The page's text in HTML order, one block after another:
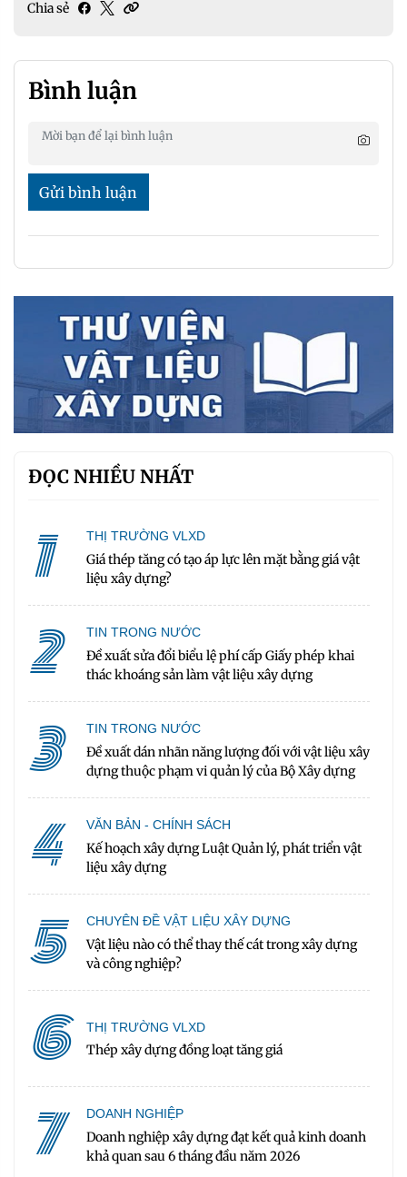
Chia sẻ
Bình luận
Gửi bình luận
ĐỌC NHIỀU NHẤT
1 THỊ TRƯỜNG VLXD
Giá thép tăng có tạo áp lực lên mặt bằng giá vật
liệu xây dựng?
2 TIN TRONG NƯỚC
Đề xuất sửa đổi biểu lệ phí cấp Giấy phép khai
thác khoáng sản làm vật liệu xây dựng
3 TIN TRONG NƯỚC
Đề xuất dán nhãn năng lượng đối với vật liệu xây
dựng thuộc phạm vi quản lý của Bộ Xây dựng
4 VĂN BẢN - CHÍNH SÁCH
Kế hoạch xây dựng Luật Quản lý, phát triển vật
liệu xây dựng
5 CHUYÊN ĐỀ VẬT LIỆU XÂY DỰNG
Vật liệu nào có thể thay thế cát trong xây dựng
và công nghiệp?
6 THỊ TRƯỜNG VLXD
Thép xây dựng đồng loạt tăng giá
7 DOANH NGHIỆP
Doanh nghiệp xây dựng đạt kết quả kinh doanh
khả quan sau 6 tháng đầu năm 2026